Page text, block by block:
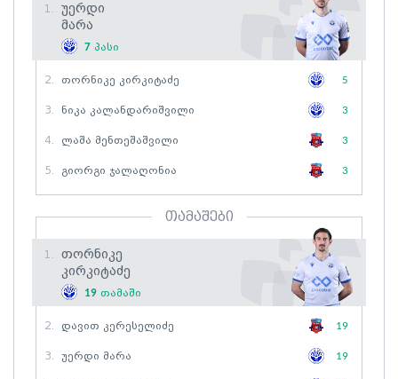
1.
Უერდი
Მარა
7 პასი
2. Თორნიკე Კირკიტაძე 5
3. Ნიკა Კალანდარიშვილი 3
4. Ლაშა Მენთეშაშვილი 3
5. Გიორგი Ჯალაღონია 3
თამაშები
1.
Თორნიკე
Კირკიტაძე
19 თამაში
2. Დავით Კერესელიძე 19
3. Უერდი Მარა 19